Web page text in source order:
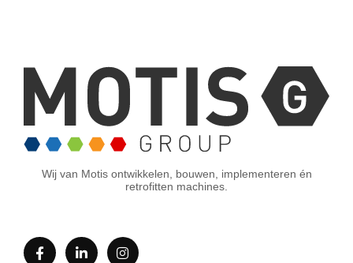
Wij van Motis ontwikkelen, bouwen, implementeren én
retrofitten machines.